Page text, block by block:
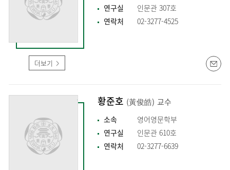
더보기
연구실
인문관 307호
연락처
02-3277-4525
황준호 (黃俊皓) 교수
소속
영어영문학부
연구실
인문관 610호
연락처
02-3277-6639